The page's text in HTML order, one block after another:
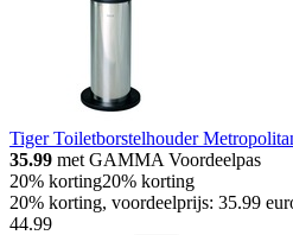
Tiger Toiletborstelhouder
35.99 met GAMMA Voordeelpas
20% korting20% korting
20% korting, voordeelprijs: 35.99
44.99